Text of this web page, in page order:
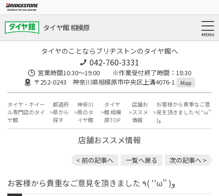
タイヤ館 相模原
タイヤのことならブリヂストンのタイヤ館へ
042-760-3331
営業時間10:30～19:00 ※作業受付終了時間：18:30
〒252-0243 神奈川県相模原市中央区上溝4076-1
Map
タイヤ・ホイー
ル専門店のタイ
ヤ館
都道府
県から
探す
神奈川
県のタ
イヤ館
タイヤ
館 相模
原TOP
店舗お
ススメ
情報
お客様から貴重なご意
見を頂きました ٩( ''ω''
)و
店舗おススメ情報
< 前の記事へ 一覧へ戻る 次の記事へ >
お客様から貴重なご意見を頂きました ٩( ''ω'' )و